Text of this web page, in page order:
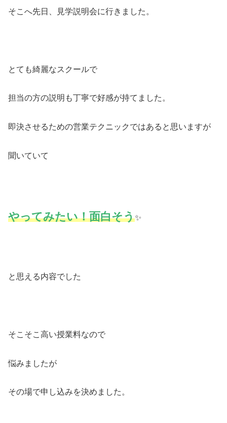
そこへ先日、見学説明会に行きました。
とても綺麗なスクールで
担当の方の説明も丁寧で好感が持てました。
即決させるための営業テクニックではあると思いますが
聞いていて
やってみたい！面白そう✨
と思える内容でした
そこそこ高い授業料なので
悩みましたが
その場で申し込みを決めました。